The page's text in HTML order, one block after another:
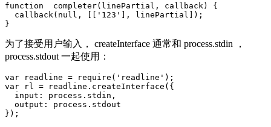
function  completer(linePartial, callback) {
  callback(null, [['123'], linePartial]);
为了接受用户输入， createInterface 通常和 process.stdin ，
process.stdout 一起使用：
var readline = require('readline');
var rl = readline.createInterface({
  input: process.stdin,
  output: process.stdout